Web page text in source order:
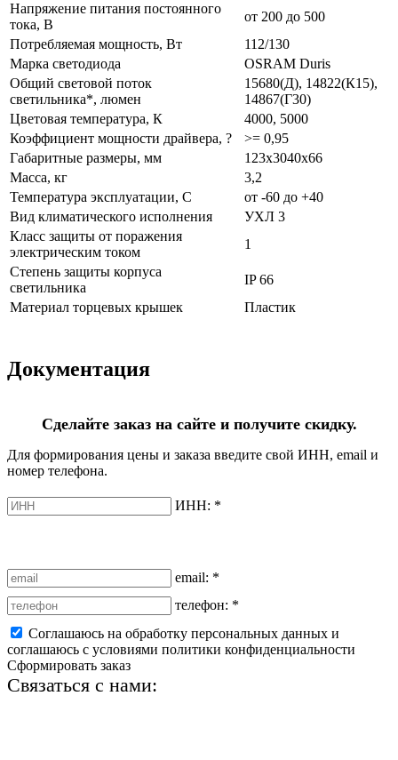
Напряжение питания постоянного
тока, В
от 200 до 500
Потребляемая мощность, Вт
112/130
Марка светодиода
OSRAM Duris
Общий световой поток
светильника*, люмен
15680(Д), 14822(К15),
14867(Г30)
Цветовая температура, К
4000, 5000
Коэффициент мощности драйвера, ?
>= 0,95
Габаритные размеры, мм
123x3040x66
Масса, кг
3,2
Температура эксплуатации, С
от -60 до +40
Вид климатического исполнения
УХЛ 3
Класс защиты от поражения
электрическим током
1
Степень защиты корпуса
светильника
IP 66
Материал торцевых крышек
Пластик
Документация
Сделайте заказ на сайте и получите скидку.
Для формирования цены и заказа введите свой ИНН, email и
номер телефона.
ИНН: *
email: *
телефон: *
Соглашаюсь на обработку персональных данных и
соглашаюсь с условиями политики конфиденциальности
Сформировать заказ
Связаться с нами: